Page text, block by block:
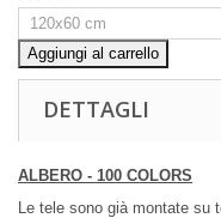
Aggiungi al carrello
DETTAGLI
ALBERO - 100 COLORS
Le tele sono già montate su